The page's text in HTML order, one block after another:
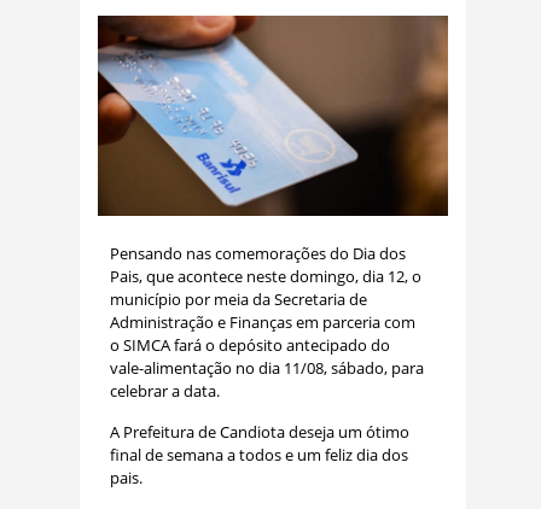
Pensando nas comemorações do Dia dos
Pais, que acontece neste domingo, dia 12, o
município por meia da Secretaria de
Administração e Finanças em parceria com
o SIMCA fará o depósito antecipado do
vale-alimentação no dia 11/08, sábado, para
celebrar a data.
A Prefeitura de Candiota deseja um ótimo
final de semana a todos e um feliz dia dos
pais.